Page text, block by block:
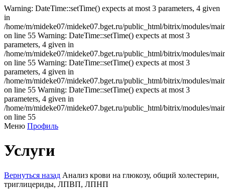
Warning: DateTime::setTime() expects at most 3 parameters, 4 given
in
/home/m/mideke07/mideke07.bget.ru/public_html/bitrix/modules/
on line 55 Warning: DateTime::setTime() expects at most 3
parameters, 4 given in
/home/m/mideke07/mideke07.bget.ru/public_html/bitrix/modules/
on line 55 Warning: DateTime::setTime() expects at most 3
parameters, 4 given in
/home/m/mideke07/mideke07.bget.ru/public_html/bitrix/modules/
on line 55 Warning: DateTime::setTime() expects at most 3
parameters, 4 given in
/home/m/mideke07/mideke07.bget.ru/public_html/bitrix/modules/
on line 55
Меню Профиль
Услуги
Вернуться назад Анализ крови на глюкозу, общий холестерин,
триглицериды, ЛПВП, ЛПНП